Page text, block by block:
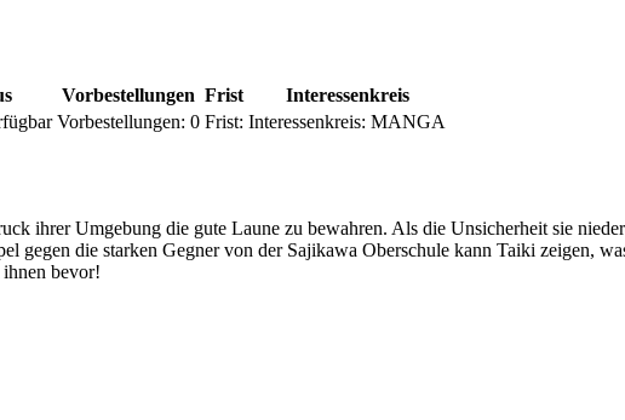
Vorbestellungen Frist
Interessenkreis
Vorbestellungen: 0 Frist: Interessenkreis: MANGA
ihrer Umgebung die gute Laune zu bewahren. Als die Unsicherheit sie
gegen die starken Gegner von der Sajikawa Oberschule kann Taiki zeigen,
bevor!